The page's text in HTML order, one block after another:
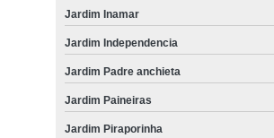
Jardim Inamar
Jardim Independencia
Jardim Padre anchieta
Jardim Paineiras
Jardim Piraporinha